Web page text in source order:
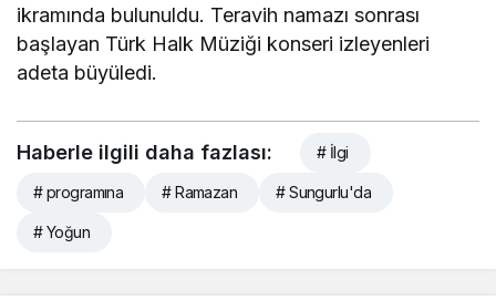
ikramında bulunuldu. Teravih namazı sonrası
başlayan Türk Halk Müziği konseri izleyenleri
adeta büyüledi.
Haberle ilgili daha fazlası: # İlgi
# programına # Ramazan # Sungurlu'da
# Yoğun